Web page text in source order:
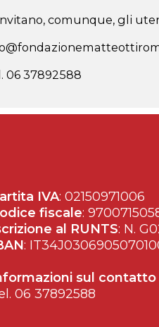
comunque, gli
06 37892588
IVA: 02150971006
fiscale:
al RUNTS: N.
:
sul contatto
06 37892588